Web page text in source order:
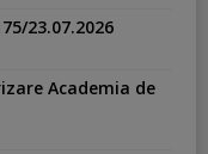
23.07.2026
Academia de